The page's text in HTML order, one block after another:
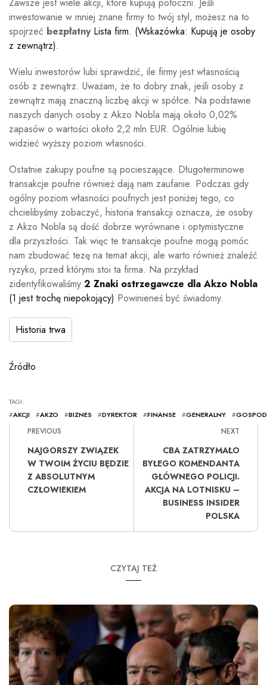
Zawsze jest wiele akcji, które kupują potoczni. Jeśli
inwestowanie w mniej znane firmy to twój styl, możesz na to
spojrzeć bezpłatny Lista firm. (Wskazówka: Kupują je osoby
z zewnątrz).
Wielu inwestorów lubi sprawdzić, ile firmy jest własnością
osób z zewnątrz. Uważam, że to dobry znak, jeśli osoby z
zewnątrz mają znaczną liczbę akcji w spółce. Na podstawie
naszych danych osoby z Akzo Nobla mają około 0,02%
zapasów o wartości około 2,2 mln EUR. Ogólnie lubię
widzieć wyższy poziom własności.
Ostatnie zakupy poufne są pocieszające. Długoterminowe
transakcje poufne również dają nam zaufanie. Podczas gdy
ogólny poziom własności poufnych jest poniżej tego, co
chcielibyśmy zobaczyć, historia transakcji oznacza, że ​​osoby
z Akzo Nobla są dość dobrze wyrównane i optymistyczne
dla przyszłości. Tak więc te transakcje poufne mogą pomóc
nam zbudować tezę na temat akcji, ale warto również znaleźć
ryzyko, przed którymi stoi ta firma. Na przykład
zidentyfikowaliśmy 2 Znaki ostrzegawcze dla Akzo Nobla
(1 jest trochę niepokojący) Powinieneś być świadomy.
Historia trwa
Źródło
TAGI:
#AKCJI #AKZO #BIZNES #DYREKTOR #FINANSE #GENERALNY #
PREVIOUS
NAJGORSZY ZWIĄZEK
W TWOIM ŻYCIU BĘDZIE
Z ABSOLUTNYM
CZŁOWIEKIEM
NEXT
CBA ZATRZYMAŁO
BYŁEGO KOMENDANTA
GŁÓWNEGO POLICJI.
AKCJA NA LOTNISKU –
BUSINESS INSIDER
POLSKA
CZYTAJ TEŻ